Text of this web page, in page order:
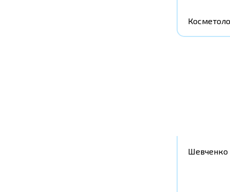
Шевченко